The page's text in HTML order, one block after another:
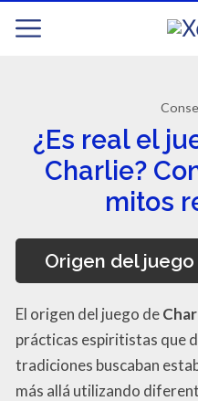
¿Es real el
Charlie?
mitos
Origen del
El origen del juego de
prácticas espiritistas que
tradiciones buscaban
más allá utilizando